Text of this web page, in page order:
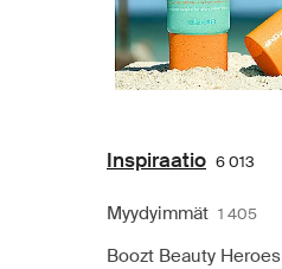
Inspiraatio 6 013
Myydyimmät 1 405
Boozt Beauty Heroes